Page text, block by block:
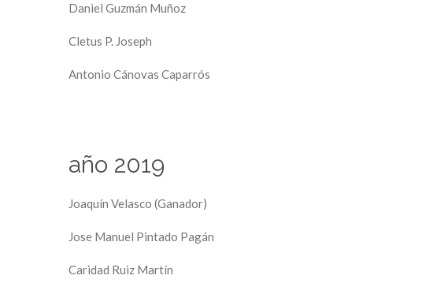
Daniel Guzmán Muñoz
Cletus P. Joseph
Antonio Cánovas Caparrós
año 2019
Joaquín Velasco (Ganador)
Jose Manuel Pintado Pagán
Caridad Ruiz Martín